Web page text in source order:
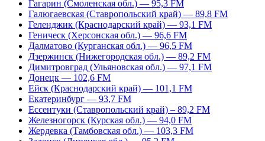
Гагарин (Смоленская обл.) — 95,3 FM
Галюгаевская (Ставропольский край) — 89,8 FM
Геленджик (Краснодарский край) — 93,1 FM
Геническ (Херсонская обл.) — 96,6 FM
Далматово (Курганская обл.) — 96,5 FM
Дзержинск (Нижегородская обл.) — 89,2 FM
Димитровград (Ульяновская обл.) — 97,1 FM
Донецк — 102,6 FM
Ейск (Краснодарский край) — 101,1 FM
Екатеринбург — 93,7 FM
Ессентуки (Ставропольский край) – 89,2 FM
Железногорск (Курская обл.) — 94,0 FM
Жердевка (Тамбовская обл.) — 103,3 FM